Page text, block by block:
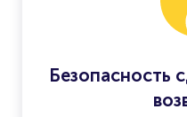
Безопасность